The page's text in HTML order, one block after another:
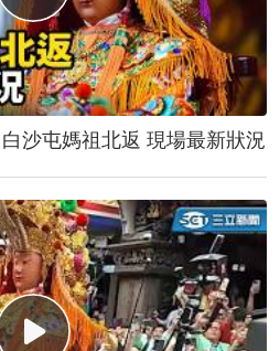
沙屯媽祖北返 現場最新狀況